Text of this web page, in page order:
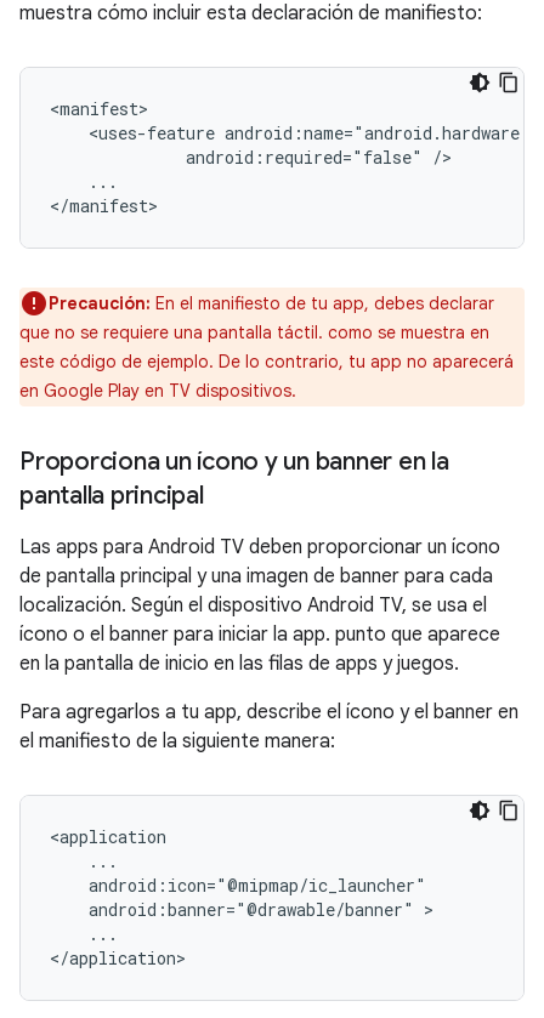
muestra cómo incluir esta declaración de manifiesto:
<uses-feature
android:required="false"
...
</manifest>
Precaución: En el manifiesto de tu app, debes declarar
que no se requiere una pantalla táctil. como se muestra en
este código de ejemplo. De lo contrario, tu app no aparecerá
en Google Play en TV dispositivos.
Proporciona un ícono y un banner en la
pantalla principal
Las apps para Android TV deben proporcionar un ícono
de pantalla principal y una imagen de banner para cada
localización. Según el dispositivo Android TV, se usa el
ícono o el banner para iniciar la app. punto que aparece
en la pantalla de inicio en las filas de apps y juegos.
Para agregarlos a tu app, describe el ícono y el banner en
el manifiesto de la siguiente manera:
android:banner="@drawable/banner"
...
</application>